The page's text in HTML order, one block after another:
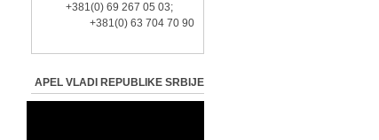
+381(0) 69 267 05 03;
+381(0) 63 704 70 90
APEL VLADI REPUBLIKE SRBIJE